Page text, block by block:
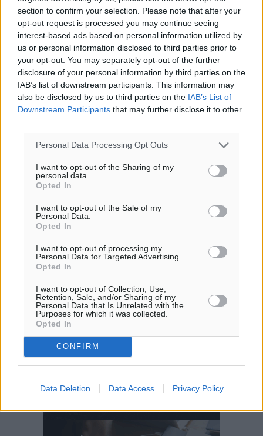
section to confirm your selection. Please note that after your
opt-out request is processed you may continue seeing
interest-based ads based on personal information utilized by
us or personal information disclosed to third parties prior to
your opt-out. You may separately opt-out of the further
disclosure of your personal information by third parties on the
IAB’s list of downstream participants. This information may
also be disclosed by us to third parties on the IAB’s List of
Downstream Participants that may further disclose it to other
Personal Data Processing Opt Outs
I want to opt-out of the Sharing of my
personal data.
Opted In
I want to opt-out of the Sale of my
Personal Data.
Opted In
I want to opt-out of processing my
Personal Data for Targeted Advertising.
Opted In
I want to opt-out of Collection, Use,
Retention, Sale, and/or Sharing of my
Personal Data that Is Unrelated with the
Purposes for which it was collected.
Opted In
CONFIRM
Data Deletion Data Access Privacy Policy
πρόγνωση:
33°
ΠΑ
28°
ΣΑ
29°
ΚΥ
29